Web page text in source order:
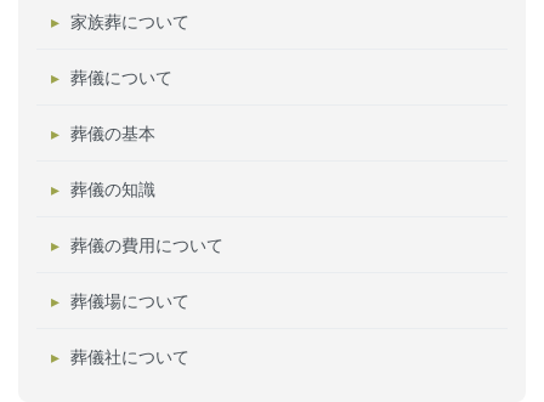
家族葬について
葬儀について
葬儀の基本
葬儀の知識
葬儀の費用について
葬儀場について
葬儀社について